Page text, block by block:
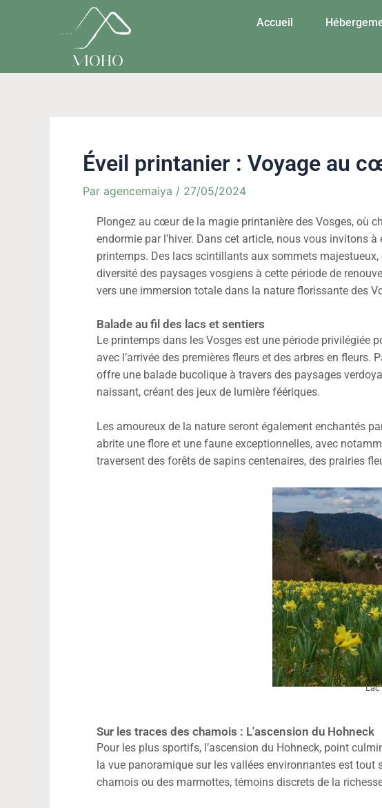
Accueil
Éveil printanier : Voyage au
Par agencemaiya / 27/05/2024
Plongez au cœur de la magie printanière des Vosges, où
endormie par l’hiver. Dans cet article, nous vous invitons
printemps. Des lacs scintillants aux sommets
diversité des paysages vosgiens à cette période de
vers une immersion totale dans la nature florissante des
Balade au fil des lacs et sentiers
Le printemps dans les Vosges est une période privilégiée
avec l’arrivée des premières fleurs et des arbres en
offre une balade bucolique à travers des paysages
naissant, créant des jeux de lumière féériques.
Les amoureux de la nature seront également enchantés
abrite une flore et une faune exceptionnelles, avec
traversent des forêts de sapins centenaires, des prairies
Lac
Sur les traces des chamois : L'ascension du Hohneck
Pour les plus sportifs, l’ascension du Hohneck, point
la vue panoramique sur les vallées environnantes est
chamois ou des marmottes, témoins discrets de la
Navigation
de
l’article